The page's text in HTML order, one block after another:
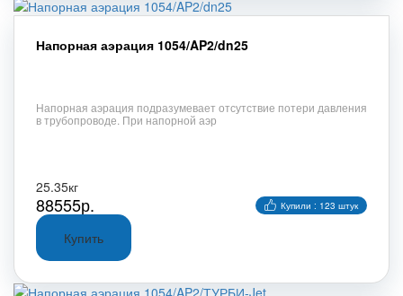
Напорная аэрация 1054/AP2/dn25
Напорная аэрация подразумевает отсутствие потери давления
в трубопроводе. При напорной аэр
25.35кг
88555р. Купили : 123 штук